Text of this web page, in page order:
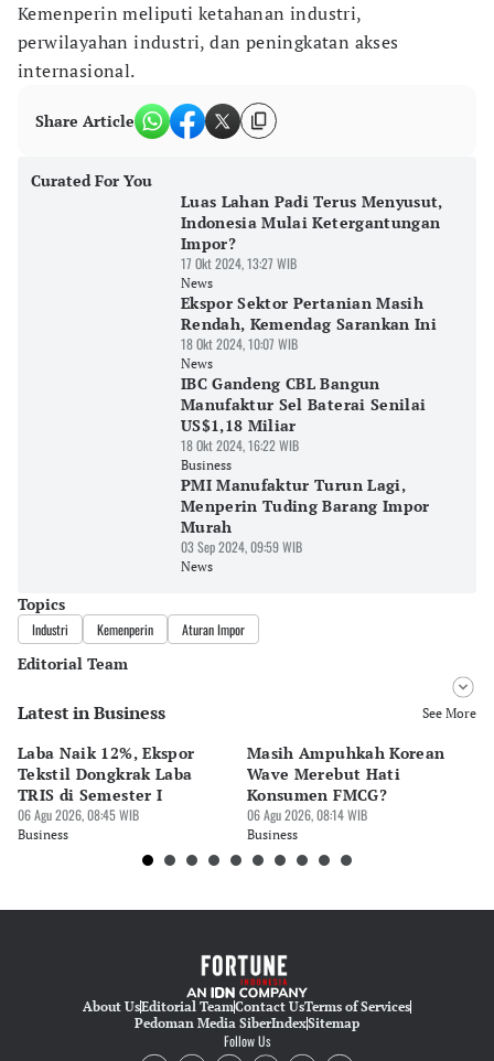
Kemenperin meliputi ketahanan industri,
perwilayahan industri, dan peningkatan akses
internasional.
Share Article
Curated For You
Luas Lahan Padi Terus Menyusut,
Indonesia Mulai Ketergantungan
Impor?
17 Okt 2024, 13:27 WIB
News
Ekspor Sektor Pertanian Masih
Rendah, Kemendag Sarankan Ini
18 Okt 2024, 10:07 WIB
News
IBC Gandeng CBL Bangun
Manufaktur Sel Baterai Senilai
US$1,18 Miliar
18 Okt 2024, 16:22 WIB
Business
PMI Manufaktur Turun Lagi,
Menperin Tuding Barang Impor
Murah
03 Sep 2024, 09:59 WIB
News
Topics
Industri Kemenperin Aturan Impor
Editorial Team
Editor
Editor
Eko Wahyudi
Latest in Business See More
Laba Naik 12%, Ekspor
Tekstil Dongkrak Laba
TRIS di Semester I
06 Agu 2026, 08:45 WIB
Business
Masih Ampuhkah Korean
Wave Merebut Hati
Konsumen FMCG?
06 Agu 2026, 08:14 WIB
Business
About UsEditorial TeamContact UsTerms of Services
Pedoman Media SiberIndexSitemap
Follow Us